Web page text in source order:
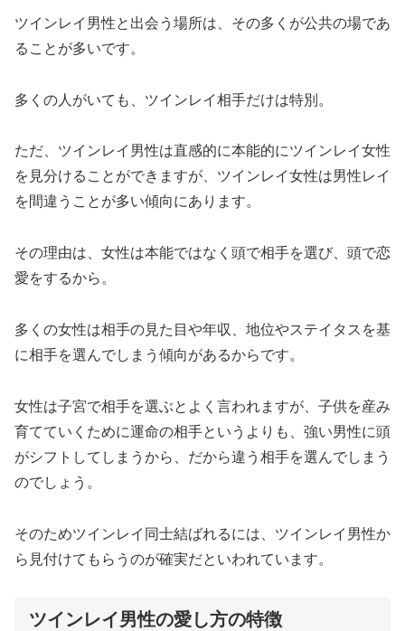
ツインレイ男性と出会う場所は、その多くが公共の場であ
ることが多いです。
多くの人がいても、ツインレイ相手だけは特別。
ただ、ツインレイ男性は直感的に本能的にツインレイ女性
を見分けることができますが、ツインレイ女性は男性レイ
を間違うことが多い傾向にあります。
その理由は、女性は本能ではなく頭で相手を選び、頭で恋
愛をするから。
多くの女性は相手の見た目や年収、地位やステイタスを基
に相手を選んでしまう傾向があるからです。
女性は子宮で相手を選ぶとよく言われますが、子供を産み
育てていくために運命の相手というよりも、強い男性に頭
がシフトしてしまうから、だから違う相手を選んでしまう
のでしょう。
そのためツインレイ同士結ばれるには、ツインレイ男性か
ら見付けてもらうのが確実だといわれています。
ツインレイ男性の愛し方の特徴